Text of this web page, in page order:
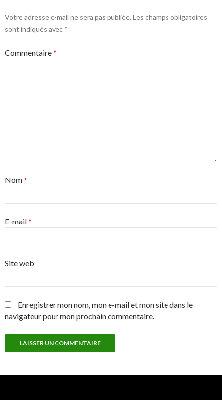
Votre adresse e-mail ne sera pas publiée. Les champs obligatoires
sont indiqués avec *
Commentaire*
Nom*
E-mail*
Site web
Enregistrer mon nom, mon e-mail et mon site dans le
navigateur pour mon prochain commentaire.